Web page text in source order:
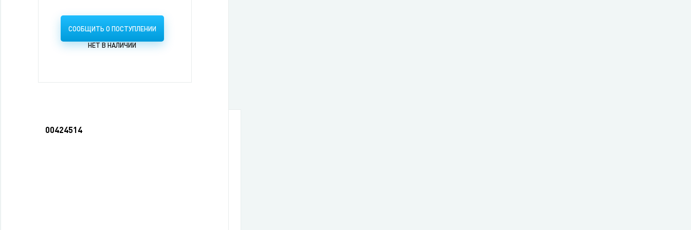
СООБЩИТЬ О ПОСТУПЛЕНИИ
НЕТ В НАЛИЧИИ
00424514